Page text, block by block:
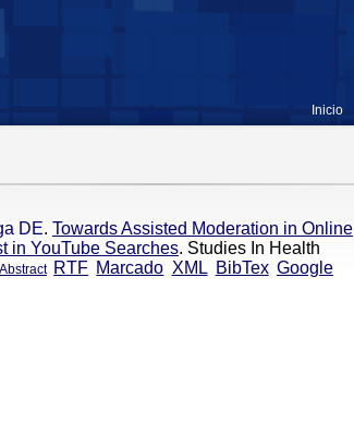
Inicio
DE. Towards Assisted Moderation in Online
in YouTube Searches. Studies In Health
Abstract RTF Marcado XML BibTex Google